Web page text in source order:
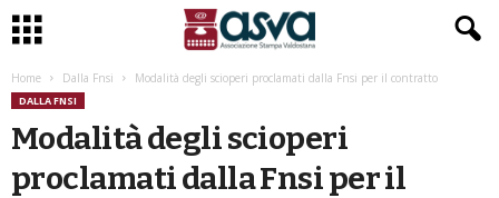
Home Dalla Fnsi Modalità degli scioperi proclamati dalla Fnsi per il contratto
DALLA FNSI
Modalità degli scioperi
proclamati dalla Fnsi per il